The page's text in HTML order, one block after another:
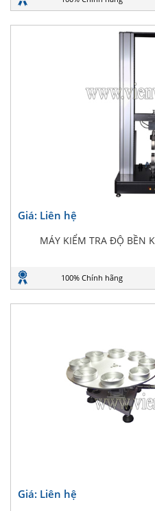
Giá: Liên hệ
MÁY KIỂM TRA ĐỘ BỀN
100% Chính hãng
Giá: Liên hệ